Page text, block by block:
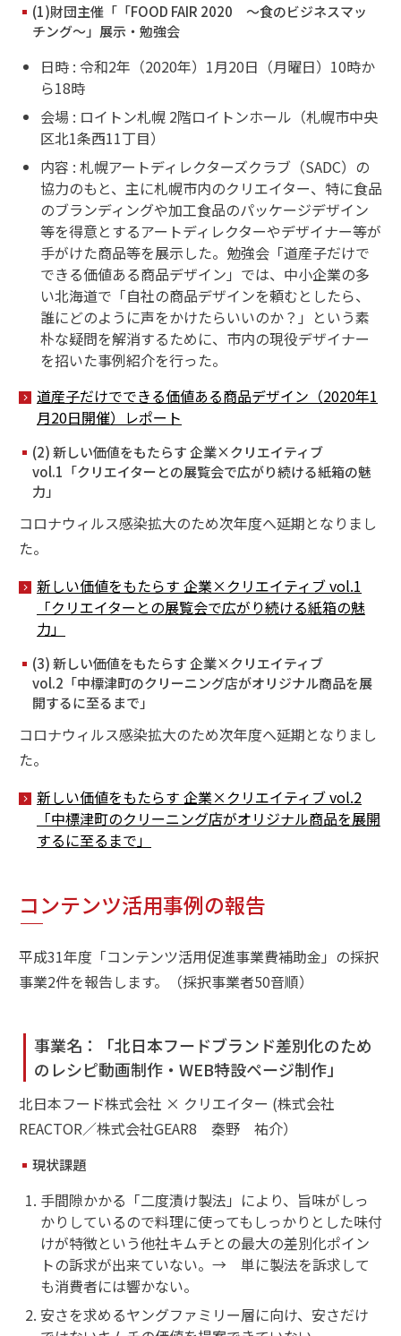
(1)財団主催「「FOOD FAIR 2020 ～食のビジネスマッ
チング～」展示・勉強会
日時 : 令和2年（2020年）1月20日（月曜日）10時か
ら18時
会場 : ロイトン札幌 2階ロイトンホール（札幌市中央
区北1条西11丁目）
内容 : 札幌アートディレクターズクラブ（SADC）の
協力のもと、主に札幌市内のクリエイター、特に食品
のブランディングや加工食品のパッケージデザイン
等を得意とするアートディレクターやデザイナー等が
手がけた商品等を展示した。勉強会「道産子だけで
できる価値ある商品デザイン」では、中小企業の多
い北海道で「自社の商品デザインを頼むとしたら、
誰にどのように声をかけたらいいのか？」という素
朴な疑問を解消するために、市内の現役デザイナー
を招いた事例紹介を行った。
道産子だけでできる価値ある商品デザイン（2020年1
月20日開催）レポート
(2) 新しい価値をもたらす 企業×クリエイティブ
vol.1「クリエイターとの展覧会で広がり続ける紙箱の魅
力」
コロナウィルス感染拡大のため次年度へ延期となりまし
た。
新しい価値をもたらす 企業×クリエイティブ vol.1
「クリエイターとの展覧会で広がり続ける紙箱の魅
力」
(3) 新しい価値をもたらす 企業×クリエイティブ
vol.2「中標津町のクリーニング店がオリジナル商品を展
開するに至るまで」
コロナウィルス感染拡大のため次年度へ延期となりまし
た。
新しい価値をもたらす 企業×クリエイティブ vol.2
「中標津町のクリーニング店がオリジナル商品を展開
するに至るまで」
コンテンツ活用事例の報告
平成31年度「コンテンツ活用促進事業費補助金」の採択
事業2件を報告します。（採択事業者50音順）
事業名：「北日本フードブランド差別化のため
のレシピ動画制作・WEB特設ページ制作」
北日本フード株式会社 × クリエイター (株式会社
REACTOR／株式会社GEAR8 秦野 祐介）
現状課題
手間隙かかる「二度漬け製法」により、旨味がしっ
かりしているので料理に使ってもしっかりとした味付
けが特徴という他社キムチとの最大の差別化ポイン
トの訴求が出来ていない。→ 単に製法を訴求して
も消費者には響かない。
安さを求めるヤングファミリー層に向け、安さだけ